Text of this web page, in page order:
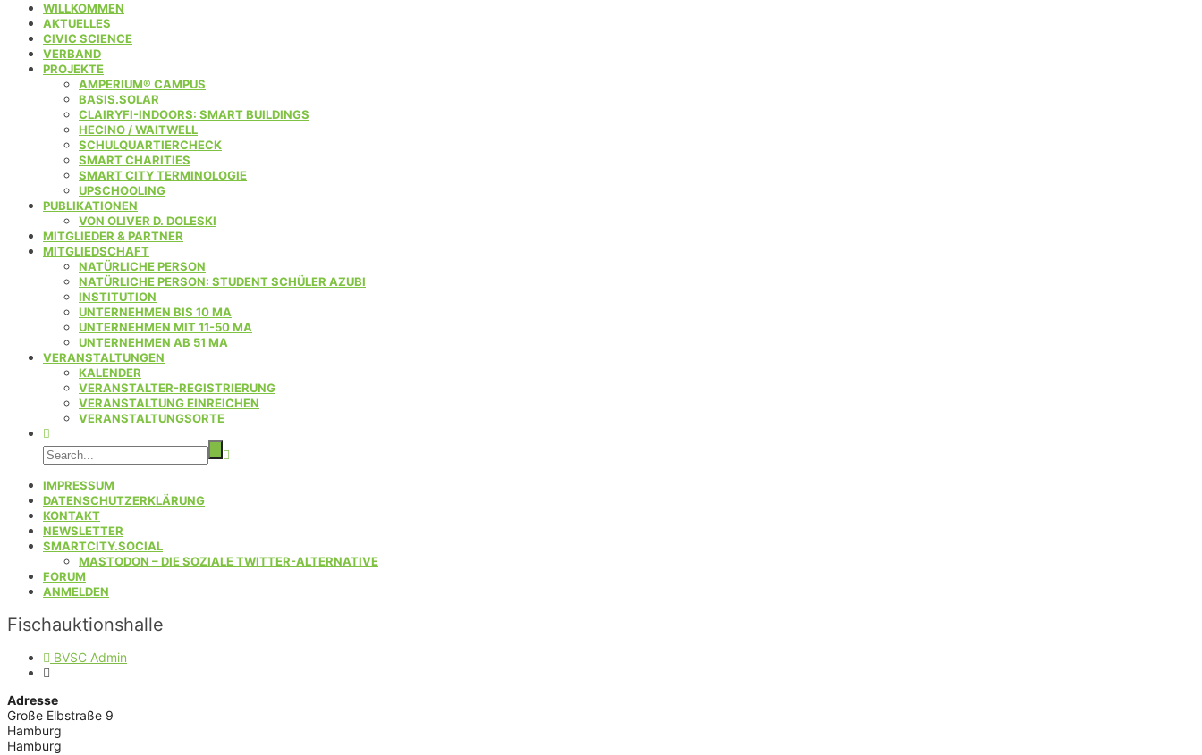
WILLKOMMEN
AKTUELLES
CIVIC SCIENCE
VERBAND
PROJEKTE
AMPERIUM® CAMPUS
BASIS.SOLAR
CLAIRYFI-INDOORS: SMART BUILDINGS
HECINO / WAITWELL
SCHULQUARTIERCHECK
SMART CHARITIES
SMART CITY TERMINOLOGIE
UPSCHOOLING
PUBLIKATIONEN
VON OLIVER D. DOLESKI
MITGLIEDER & PARTNER
MITGLIEDSCHAFT
NATÜRLICHE PERSON
NATÜRLICHE PERSON: STUDENT SCHÜLER AZUBI
INSTITUTION
UNTERNEHMEN BIS 10 MA
UNTERNEHMEN MIT 11-50 MA
UNTERNEHMEN AB 51 MA
VERANSTALTUNGEN
KALENDER
VERANSTALTER-REGISTRIERUNG
VERANSTALTUNG EINREICHEN
VERANSTALTUNGSORTE
IMPRESSUM
DATENSCHUTZERKLÄRUNG
KONTAKT
NEWSLETTER
SMARTCITY.SOCIAL
MASTODON – DIE SOZIALE TWITTER-ALTERNATIVE
FORUM
ANMELDEN
Fischauktionshalle
BVSC Admin
Adresse
Große Elbstraße 9
Hamburg
Hamburg